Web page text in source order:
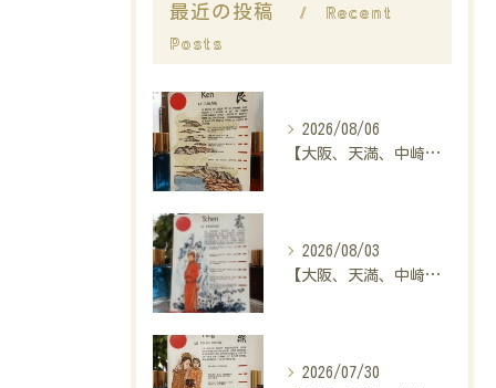
最近の投稿
Recent
Posts
2026/08/06
【大阪、天満、中崎町の占い】madam豊子、本日のメッセージ
2026/08/03
【大阪、天満、中崎町の占い】madam豊子、本日のメッセージ
2026/07/30